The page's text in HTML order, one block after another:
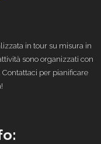
in tour su misura in
sono organizzati con
per pianificare